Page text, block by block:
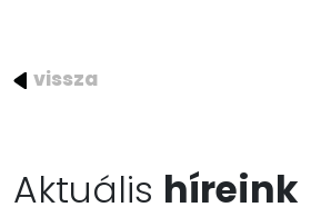
Aktuális híreink
vissza